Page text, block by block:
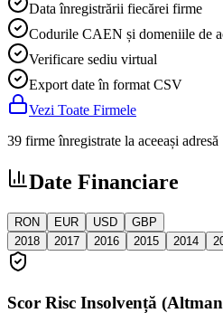
Data înregistrării fiecărei firme
Codurile CAEN și domeniile de
Verificare sediu virtual
Export date în format CSV
Vezi Toate Firmele
39 firme înregistrate la aceeași adresă
Date Financiare
RON EUR USD
GBP
2018
2017 2016 2015 2014
Scor Risc Insolvență